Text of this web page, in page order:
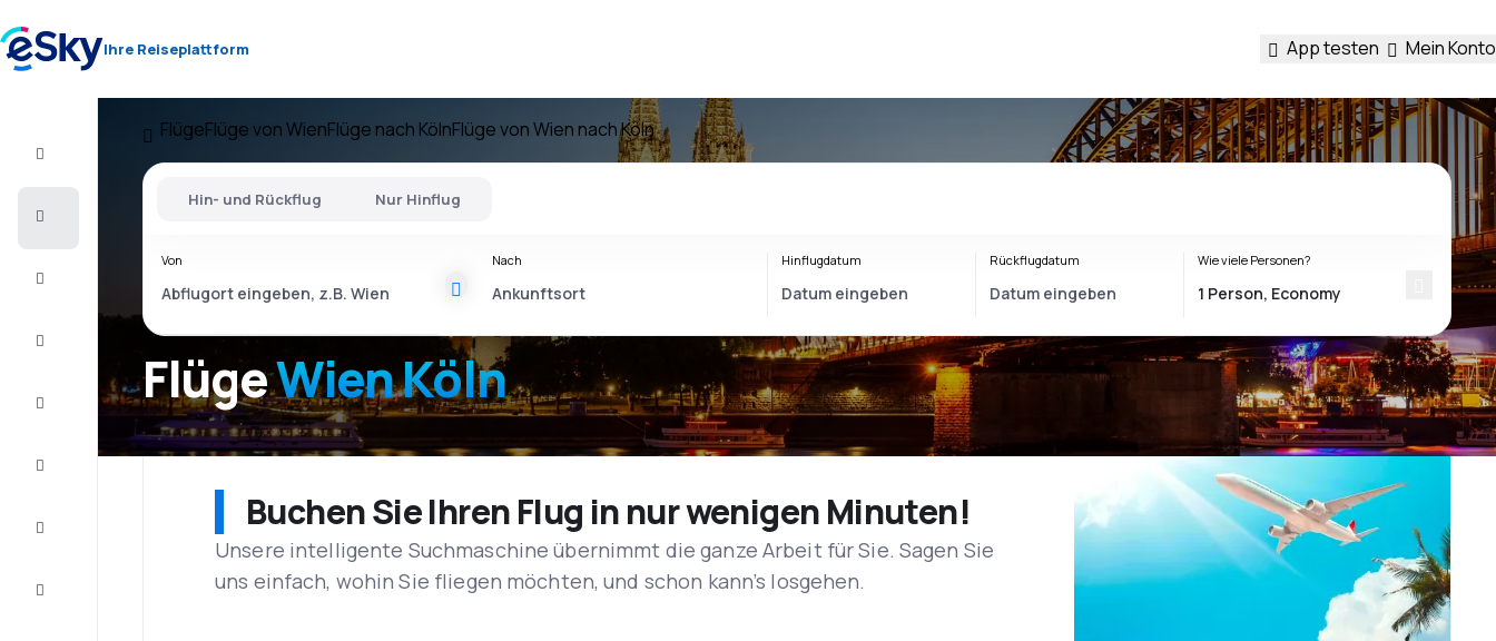
Ihre Reiseplattform App testen Mein Konto
Kurzurlaub
FlügeFlüge von WienFlüge nach KölnFlüge von Wien nach Köln
FlügeWien Köln
Hin- und Rückflug Nur Hinflug
Von Nach Hinflugdatum Rückflugdatum Wie viele Personen?
Buchen Sie Ihren Flug in nur wenigen Minuten!
Unsere intelligente Suchmaschine übernimmt die ganze Arbeit für Sie. Sagen Sie
uns einfach, wohin Sie fliegen möchten, und schon kann’s losgehen.